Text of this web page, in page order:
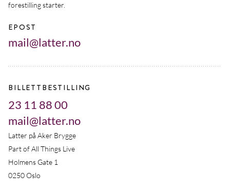
forestilling starter.
EPOST
mail@latter.no
BILLETTBESTILLING
23 11 88 00
mail@latter.no
Latter på Aker Brygge
Part of All Things Live
Holmens Gate 1
0250 Oslo